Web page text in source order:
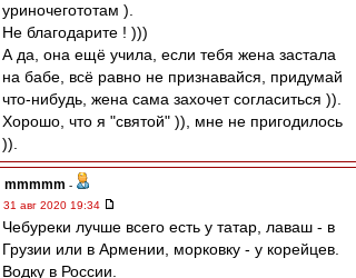
уриночегототам ).
Не благодарите ! )))
А да, она ещё учила, если тебя жена застала
на бабе, всё равно не признавайся, придумай
что-нибудь, жена сама захочет согласиться )).
Хорошо, что я "святой" )), мне не пригодилось
)).
mmmmm -
31 авг 2020 19:34
Чебуреки лучше всего есть у татар, лаваш - в
Грузии или в Армении, морковку - у корейцев.
Водку в России.